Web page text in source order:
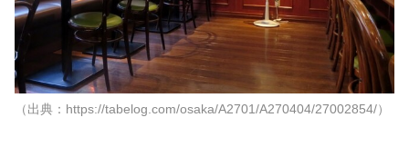
（出典：https://tabelog.com/osaka/A2701/A270404/27002854/）